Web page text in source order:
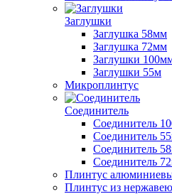
Заглушки
Заглушка 58мм
Заглушка 72мм
Заглушки
Заглушки 55м
Микроплинтус
Соединитель
Соединитель
Соединитель
Соединитель
Соединитель
Плинтус
Плинтус из